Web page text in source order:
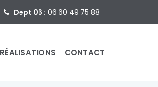
Dept 06 : 06 60 49 75 88
RÉALISATIONS CONTACT